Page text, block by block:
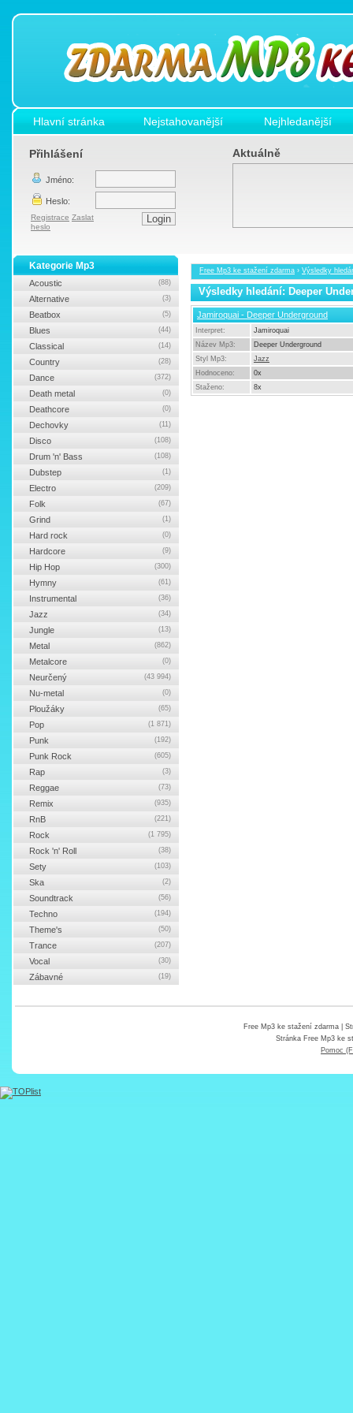
Hlavní stránka Nejstahovanější Nejhledanější
Přihlášení
Jméno:
Heslo:
Registrace Zaslat
heslo
Aktuálně
Free Mp3 ke stažení zdarma › Výsledky
Výsledky hledání: Deeper
Jamiroquai - Deeper Underground
Interpret:
Jamiroquai
Název Mp3:
Deeper Underground
Styl Mp3:
Jazz
Hodnoceno:
0x
Staženo:
8x
Kategorie Mp3
Acoustic (88)
Alternative (3)
Beatbox (5)
Blues (44)
Classical (14)
Country (28)
Dance (372)
Death metal (0)
Deathcore (0)
Dechovky (11)
Disco (108)
Drum 'n' Bass (108)
Dubstep (1)
Electro (209)
Folk (67)
Grind (1)
Hard rock (0)
Hardcore (9)
Hip Hop (300)
Hymny (61)
Instrumental (36)
Jazz (34)
Jungle (13)
Metal (862)
Metalcore (0)
Neurčený (43 994)
Nu-metal (0)
Ploužáky (65)
Pop (1 871)
Punk (192)
Punk Rock (605)
Rap (3)
Reggae (73)
Remix (935)
RnB (221)
Rock (1 795)
Rock 'n' Roll (38)
Sety (103)
Ska (2)
Soundtrack (56)
Techno (194)
Theme's (50)
Trance (207)
Vocal (30)
Zábavné (19)
Free Mp3 ke stažení zdarma|
Stránka Free Mp3 ke
Pomoc